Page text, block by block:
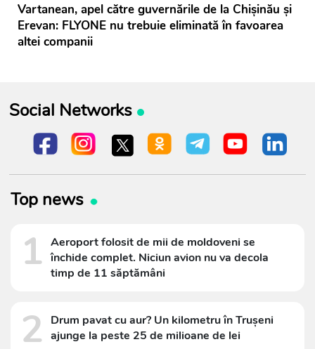
Vartanean, apel către guvernările de la Chișinău și
Erevan: FLYONE nu trebuie eliminată în favoarea
altei companii
Social Networks
Top news
1 Aeroport folosit de mii de moldoveni se
închide complet. Niciun avion nu va decola
timp de 11 săptămâni
2
Drum pavat cu aur? Un kilometru în Trușeni
ajunge la peste 25 de milioane de lei